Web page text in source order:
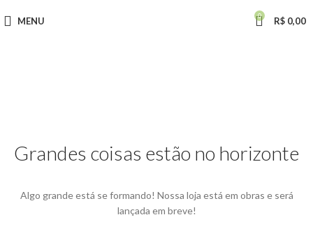
MENU 0 R$ 0,00
Grandes coisas estão no horizonte
Algo grande está se formando! Nossa loja está em obras e será
lançada em breve!